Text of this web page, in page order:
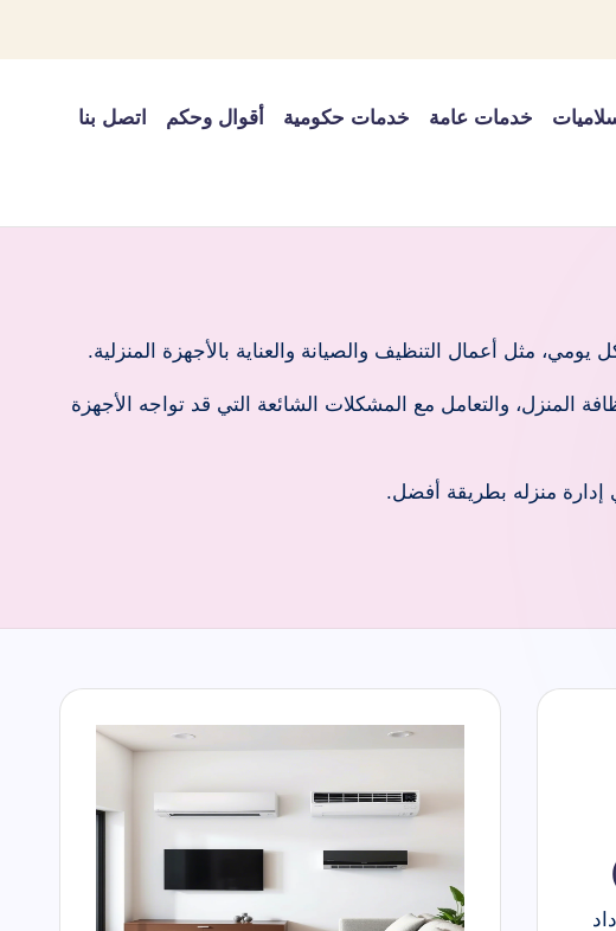
خدمات عامة خدمات حكومية أقوال وحكم اتصل بنا
مثل أعمال التنظيف والصيانة والعناية بالأجهزة المنزلية.
والتعامل مع المشكلات الشائعة التي قد تواجه الأجهزة
منزله بطريقة أفضل.